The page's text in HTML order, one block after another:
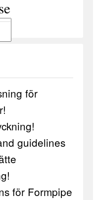
för
guidelines
för Formpipe